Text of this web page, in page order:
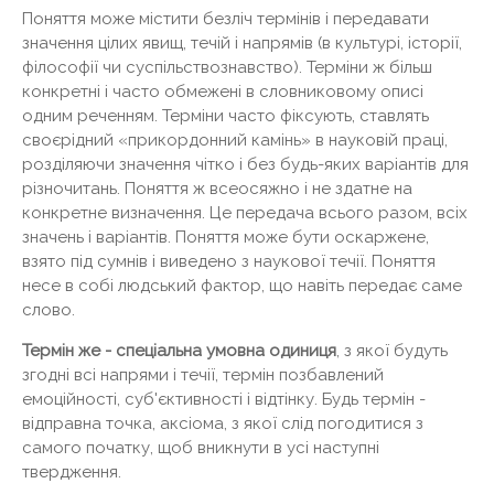
Поняття може містити безліч термінів і передавати
значення цілих явищ, течій і напрямів (в культурі, історії,
філософії чи суспільствознавство). Терміни ж більш
конкретні і часто обмежені в словниковому описі
одним реченням. Терміни часто фіксують, ставлять
своєрідний «прикордонний камінь» в науковій праці,
розділяючи значення чітко і без будь-яких варіантів для
різночитань. Поняття ж всеосяжно і не здатне на
конкретне визначення. Це передача всього разом, всіх
значень і варіантів. Поняття може бути оскаржене,
взято під сумнів і виведено з наукової течії. Поняття
несе в собі людський фактор, що навіть передає саме
слово.
Термін же - спеціальна умовна одиниця , з якої будуть
згодні всі напрями і течії, термін позбавлений
емоційності, суб'єктивності і відтінку. Будь термін -
відправна точка, аксіома, з якої слід погодитися з
самого початку, щоб вникнути в усі наступні
твердження.